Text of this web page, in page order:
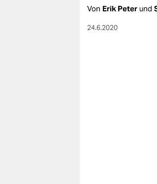
Von Erik Peter und
24.6.2020